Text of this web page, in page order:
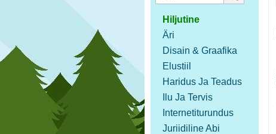
Hiljutine
Äri
Disain & Graafika
Elustiil
Haridus Ja Teadus
Ilu Ja Tervis
Internetiturundus
Juriidiline Abi